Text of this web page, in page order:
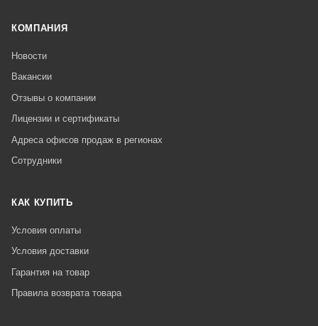
КОМПАНИЯ
Новости
Вакансии
Отзывы о компании
Лицензии и сертификаты
Адреса офисов продаж в регионах
Сотрудники
КАК КУПИТЬ
Условия оплаты
Условия доставки
Гарантия на товар
Правила возврата товара